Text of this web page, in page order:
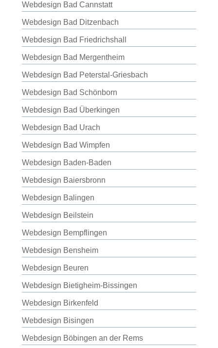
Webdesign Bad Cannstatt
Webdesign Bad Ditzenbach
Webdesign Bad Friedrichshall
Webdesign Bad Mergentheim
Webdesign Bad Peterstal-Griesbach
Webdesign Bad Schönborn
Webdesign Bad Überkingen
Webdesign Bad Urach
Webdesign Bad Wimpfen
Webdesign Baden-Baden
Webdesign Baiersbronn
Webdesign Balingen
Webdesign Beilstein
Webdesign Bempflingen
Webdesign Bensheim
Webdesign Beuren
Webdesign Bietigheim-Bissingen
Webdesign Birkenfeld
Webdesign Bisingen
Webdesign Böbingen an der Rems